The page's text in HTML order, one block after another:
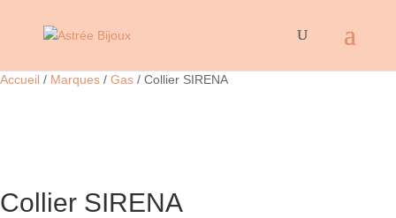
Accueil / Marques / Gas / Collier SIRENA
Collier SIRENA